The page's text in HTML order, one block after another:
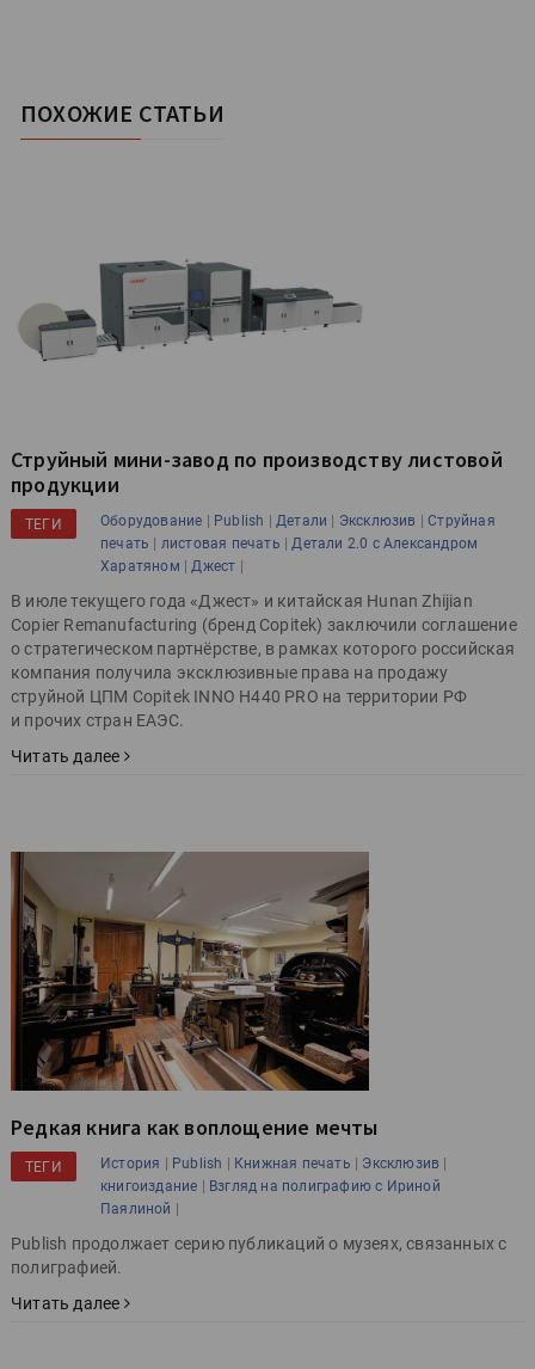
ПОХОЖИЕ СТАТЬИ
Струйный мини-завод по производству листовой
продукции
ТЕГИ Оборудование | Publish |Детали | Эксклюзив |Струйная
печать | листовая печать |Детали 2.0 с Александром
Харатяном |Джест |
В июле текущего года «Джест» и китайская Hunan Zhijian
Copier Remanufacturing (бренд Copitek) заключили соглашение
о стратегическом партнёрстве, в рамках которого российская
компания получила эксклюзивные права на продажу
струйной ЦПМ Copitek INNO H440 PRO на территории РФ
и прочих стран ЕАЭС.
Читать далее
Редкая книга как воплощение мечты
ТЕГИ История | Publish | Книжная печать | Эксклюзив |
книгоиздание | Взгляд на полиграфию с Ириной
Паялиной |
Publish продолжает серию публикаций о музеях, связанных с
полиграфией.
Читать далее